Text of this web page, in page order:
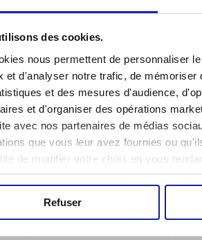
des cookies.
nous permettent de personnaliser
et d'analyser notre trafic, de
et des mesures d'audience,
et d'organiser des opérations
avec nos partenaires de médias
que vous leur avez fournies ou
de modifier votre choix en vous
Refuser
CLUB 25